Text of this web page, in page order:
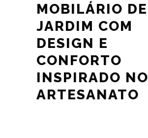
MOBILÁRIO DE
JARDIM COM
DESIGN E
CONFORTO
INSPIRADO NO
ARTESANATO